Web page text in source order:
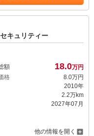
キュリティー
額 18.0万円
格
8. 0万円
2010年
2.2万km
2027年07月
他の情報を開く